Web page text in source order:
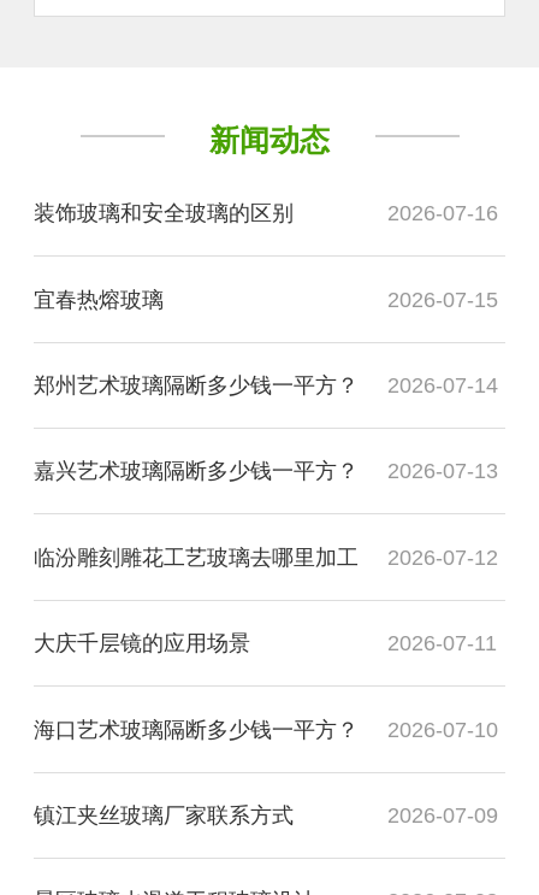
新闻动态
装饰玻璃和安全玻璃的区别 2026-07-16
宜春热熔玻璃 2026-07-15
郑州艺术玻璃隔断多少钱一平方？ 2026-07-14
嘉兴艺术玻璃隔断多少钱一平方？ 2026-07-13
临汾雕刻雕花工艺玻璃去哪里加工 2026-07-12
大庆千层镜的应用场景 2026-07-11
海口艺术玻璃隔断多少钱一平方？ 2026-07-10
镇江夹丝玻璃厂家联系方式 2026-07-09